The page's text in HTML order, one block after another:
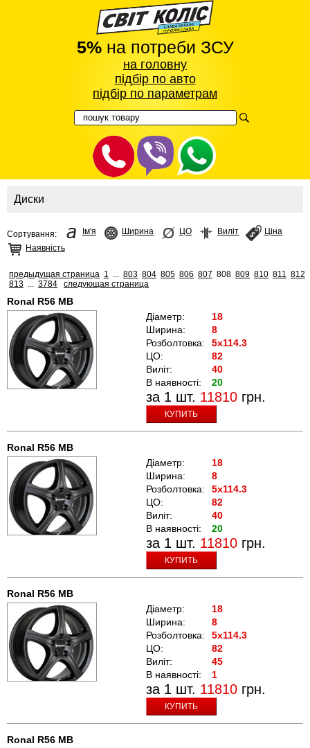
5%на потреби ЗСУ
на головну
підбір по авто
підбір по параметрам
Диски
Сортування: Ім'я Ширина ЦО Виліт
Ціна
Наявність
предыдущая страница 1 803 804 805 806 807 808 809 810 811
812
813
3784 следующая страница
Ronal R56 MB
Діаметр:
18
Ширина:
8
Розболтовка:
5x114.3
ЦО:
82
Виліт:
40
В наявності:
20
за 1 шт. 11810 грн.
КУПИТЬ
Ronal R56 MB
Діаметр:
18
Ширина:
8
Розболтовка:
5x114.3
ЦО:
82
Виліт:
40
В наявності:
20
за 1 шт. 11810 грн.
КУПИТЬ
Ronal R56 MB
Діаметр:
18
Ширина:
8
Розболтовка:
5x114.3
ЦО:
82
Виліт:
45
В наявності:
1
за 1 шт. 11810 грн.
КУПИТЬ
Ronal R56 MB